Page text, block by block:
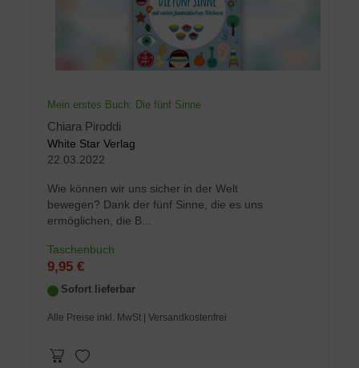
Mein erstes Buch: Die fünf Sinne
Chiara Piroddi
White Star Verlag
22.03.2022
Wie können wir uns sicher in der Welt
bewegen? Dank der fünf Sinne, die es uns
ermöglichen, die B...
Taschenbuch
9,95 €
Sofort lieferbar
Alle Preise inkl. MwSt | Versandkostenfrei